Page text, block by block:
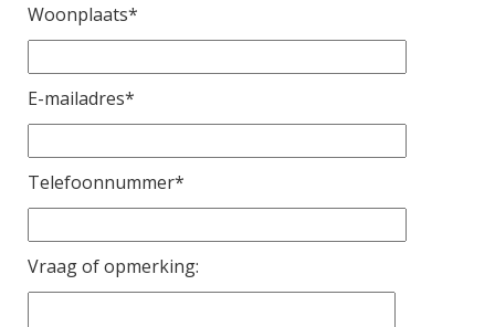
Woonplaats*
E-mailadres*
Telefoonnummer*
Vraag of opmerking: